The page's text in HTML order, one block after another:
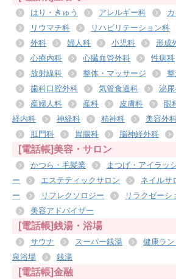
はり・きゅう アレルギー科
リウマチ科
リハビリテーション科
外科
婦人科 小児科 形成
心療内科
心臓血管外科 性病科
放射線科
整体・マッサージ
歯科口腔外科
気管食道科 泌
産婦人科
産科 皮膚科 眼
経内科
神経科 精神科 美容外
肛門科
胃腸科 脳神経外科
[電話帳]美容・サロン
かつら・毛髪業 まつげ・アイラッ
ー
エステティックサロン ネイルサ
ー
リフレクソロジー リラクゼーシ
美容アドバイザー
[電話帳]銭湯・浴場
サウナ スーパー銭湯 健康ラン
泉浴場
銭湯
[電話帳]金融